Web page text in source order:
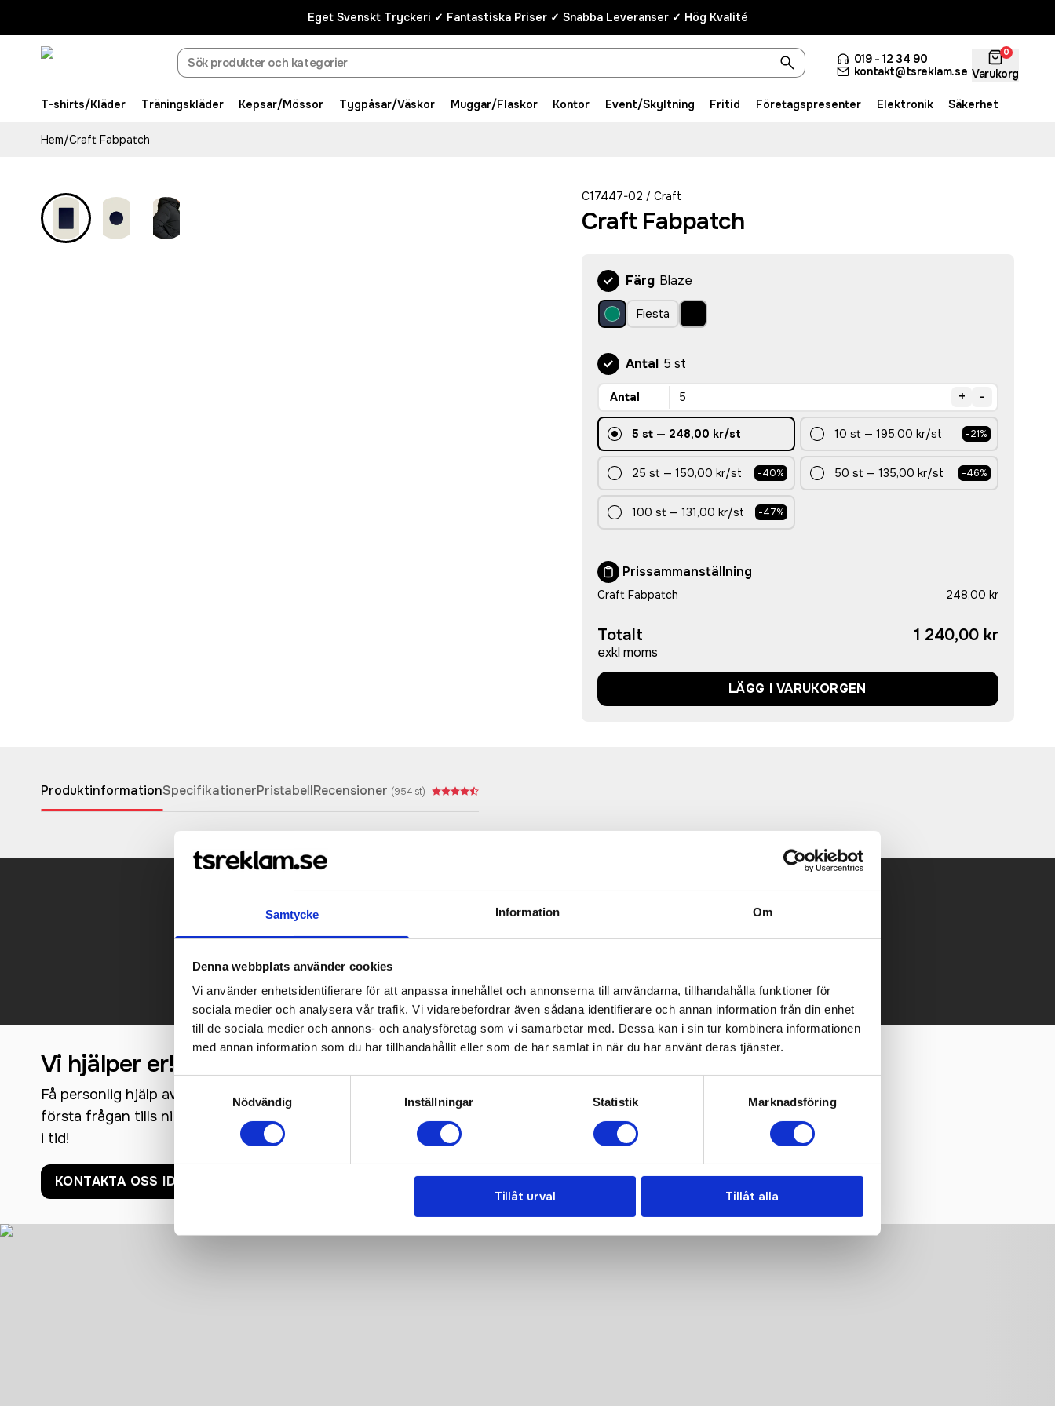
Samtycke Information Om
Denna webbplats använder cookies
Vi använder enhetsidentifierare för att anpassa innehållet och annonserna till användarna, tillhandahålla funktioner för
sociala medier och analysera vår trafik. Vi vidarebefordrar även sådana identifierare och annan information från din enhet
till de sociala medier och annons- och analysföretag som vi samarbetar med. Dessa kan i sin tur kombinera informationen
med annan information som du har tillhandahållit eller som de har samlat in när du har använt deras tjänster.
Nödvändig
Inställningar Statistik Marknadsföring
Tillåt urval Tillåt alla
Eget Svenskt Tryckeri ✓ Fantastiska Priser ✓ Snabba Leveranser ✓ Hög Kvalité
019 - 12 34 90
kontakt@tsreklam.se
0
Varukorg
T-shirts/Kläder Träningskläder Kepsar/Mössor Tygpåsar/Väskor Muggar/Flaskor Kontor Event/Skyltning Fritid Företagspresenter Elektronik Säkerhet
Hem/Craft Fabpatch
C17447-02 / Craft
Craft Fabpatch
Färg Blaze
Fiesta
Antal 5 st
Antal + -
5 st— 248,00 kr/st 10 st —195,00 kr/st -21%
25 st — 150,00 kr/st -40% 50 st —135,00 kr/st -46%
100 st — 131,00 kr/st -47%
Prissammanställning
Craft Fabpatch 248,00 kr
Totalt
exkl moms
1 240,00 kr
LÄGG I VARUKORGEN
ProduktinformationSpecifikationerPristabellRecensioner (954 st)
Prisuppgift på mailen?
KONTAKTA OSS
Vi hjälper er!
Få personlig hjälp av oss när ni beställer, vi finns här hela resan, från
första frågan tills ni har era nya produkter i handen. Tryggt, prisvärt och
i tid!
KONTAKTA OSS IDAG!